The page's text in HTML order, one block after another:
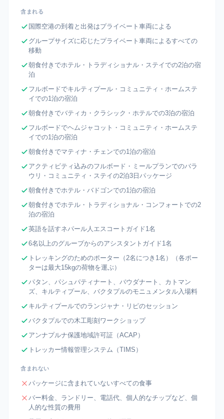
含まれる
国際空港の到着と出発はプライベート車両による
グループサイズに応じたプライベート車両によるすべての
移動
朝食付きでホテル・トラディショナル・ステイでの2泊の宿
泊
フルボードでキルティプール・コミュニティ・ホームステ
イでの1泊の宿泊
朝食付きでバティカ・クラシック・ホテルでの3泊の宿泊
フルボードでヘムジャコット・コミュニティ・ホームステ
イでの1泊の宿泊
朝食付きでマティナ・チェンでの1泊の宿泊
アクティビティ込みのフルボード・ミールプランでのバラ
ウリ・コミュニティ・ステイの2泊3日パッケージ
朝食付きでホテル・バドゴンでの1泊の宿泊
朝食付きでホテル・トラディショナル・コンフォートでの2
泊の宿泊
英語を話すネパール人エスコートガイド1名
6名以上のグループからのアシスタントガイド1名
トレッキングのためのポーター（2名につき1名）（各ポー
ターは最大15kgの荷物を運ぶ）
パタン、パシュパティナート、バウダナート、カトマン
ズ、キルティプール、バクタプルのモニュメンタル入場料
キルティプールでのランジャナ・リピのセッション
バクタプルでの木工彫刻ワークショップ
アンナプルナ保護地域許可証（ACAP）
トレッカー情報管理システム（TIMS）
含まれない
パッケージに含まれていないすべての食事
バー料金、ランドリー、電話代、個人的なチップなど、個
人的な性質の費用